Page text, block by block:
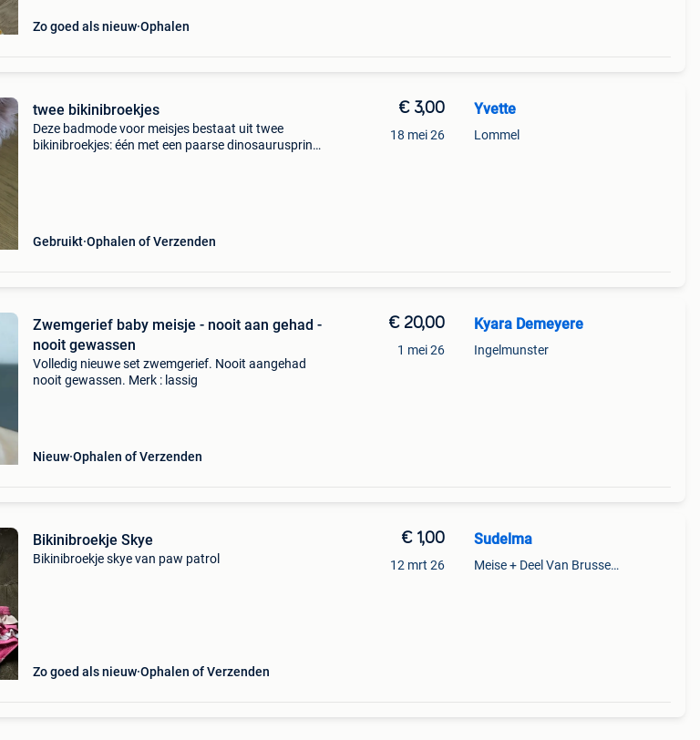
Zo goed als nieuw Ophalen
twee bikinibroekjes
Deze badmode voor meisjes bestaat uit twee
bikinibroekjes: één met een paarse dinosaurusprint
Gebruikt Ophalen of Verzenden
€ 3,00
18 mei 26
Yvette
Lommel
Zwemgerief baby meisje - nooit aan gehad -
nooit gewassen
Volledig nieuwe set zwemgerief. Nooit aangehad
nooit gewassen. Merk : lassig
Nieuw Ophalen of Verzenden
€ 20,00
1 mei 26
Kyara Demeyere
Ingelmunster
Bikinibroekje Skye
Bikinibroekje skye van paw patrol
Zo goed als nieuw Ophalen of Verzenden
€ 1,00
12 mrt 26
Sudelma
Meise + Deel Van Brussegem